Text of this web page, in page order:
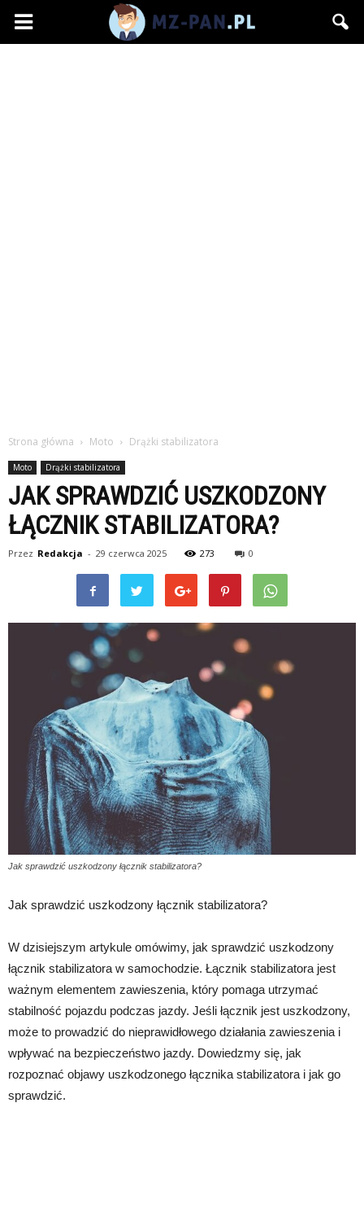
mz-
Strona główna Moto Drążki stabilizatora
Moto Drążki stabilizatora
JAK SPRAWDZIĆ USZKODZONY
ŁĄCZNIK STABILIZATORA?
Przez Redakcja - 29 czerwca 2025 273 0
Jak sprawdzić uszkodzony łącznik stabilizatora?
Jak sprawdzić uszkodzony łącznik stabilizatora?
W dzisiejszym artykule omówimy, jak sprawdzić uszkodzony
łącznik stabilizatora w samochodzie. Łącznik stabilizatora jest
ważnym elementem zawieszenia, który pomaga utrzymać
stabilność pojazdu podczas jazdy. Jeśli łącznik jest uszkodzony,
może to prowadzić do nieprawidłowego działania zawieszenia i
wpływać na bezpieczeństwo jazdy. Dowiedzmy się, jak
rozpoznać objawy uszkodzonego łącznika stabilizatora i jak go
sprawdzić.